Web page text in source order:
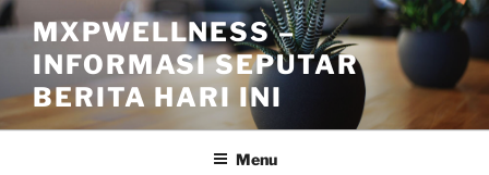
Skip
to
content
MXPWELLNESS –
INFORMASI SEPUTAR
BERITA HARI INI
Menu